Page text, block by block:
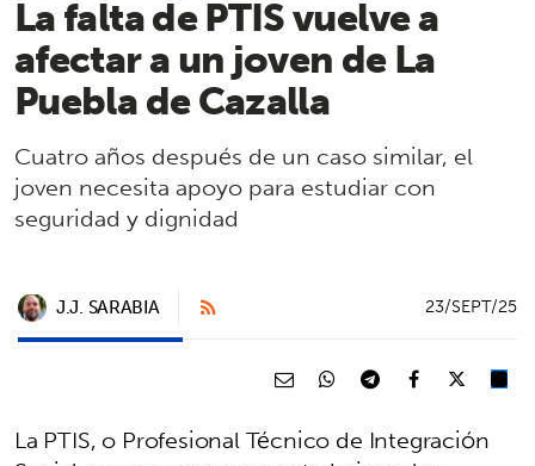
La falta de PTIS vuelve a
afectar a un joven de La
Puebla de Cazalla
Cuatro años después de un caso similar, el
joven necesita apoyo para estudiar con
seguridad y dignidad
J.J. SARABIA 23/SEPT/25
La PTIS, o Profesional Técnico de Integración